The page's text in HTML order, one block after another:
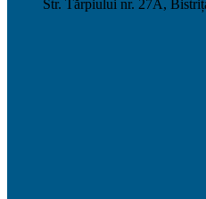
Str. Tărpiului nr. 27A,